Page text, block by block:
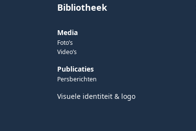
Bibliotheek
Media
Foto’s
Video’s
Publicaties
Persberichten
Visuele identiteit & logo